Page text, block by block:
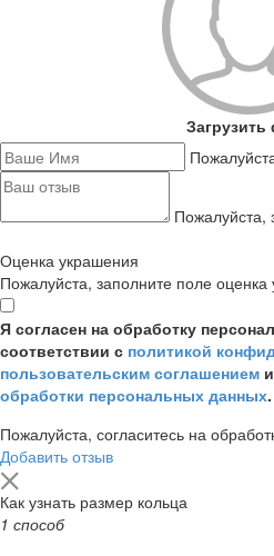
Загрузить
Пожалуйста,
Оценка украшения
Пожалуйста, заполните поле оценка
Я согласен на обработку
соответствии с политикой
пользовательским соглашением и
обработки персональных данных.
Пожалуйста, согласитесь на
Добавить отзыв
Как узнать размер кольца
1 способ